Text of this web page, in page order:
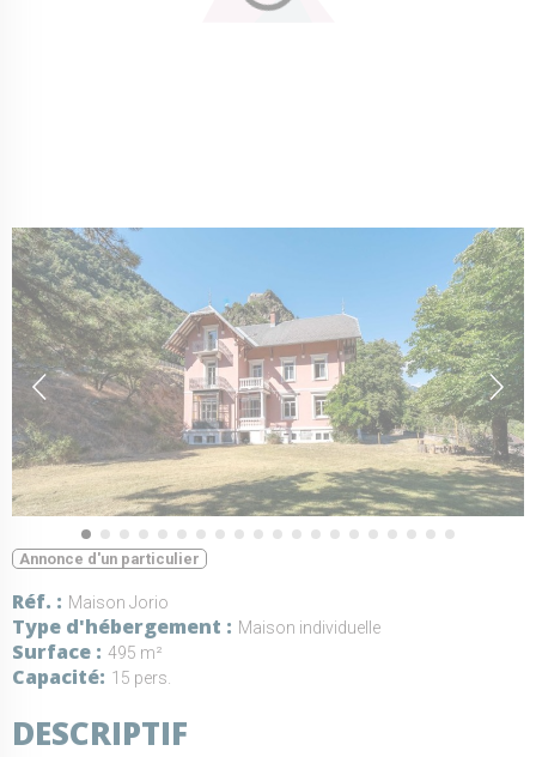
Annonce d'un particulier
Réf. Maison Jorio
Type d'hébergement Maison individuelle
Surface 495 m²
Capacité 15 pers.
DESCRIPTIF